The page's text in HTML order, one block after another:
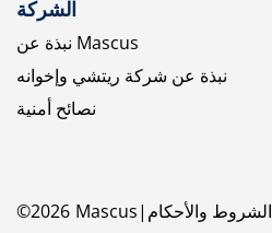
الشركة
نبذة عن Mascus
نبذة عن شركة ريتشي وإخوانه
نصائح أمنية
©2026 Mascus الشروط والأحكام